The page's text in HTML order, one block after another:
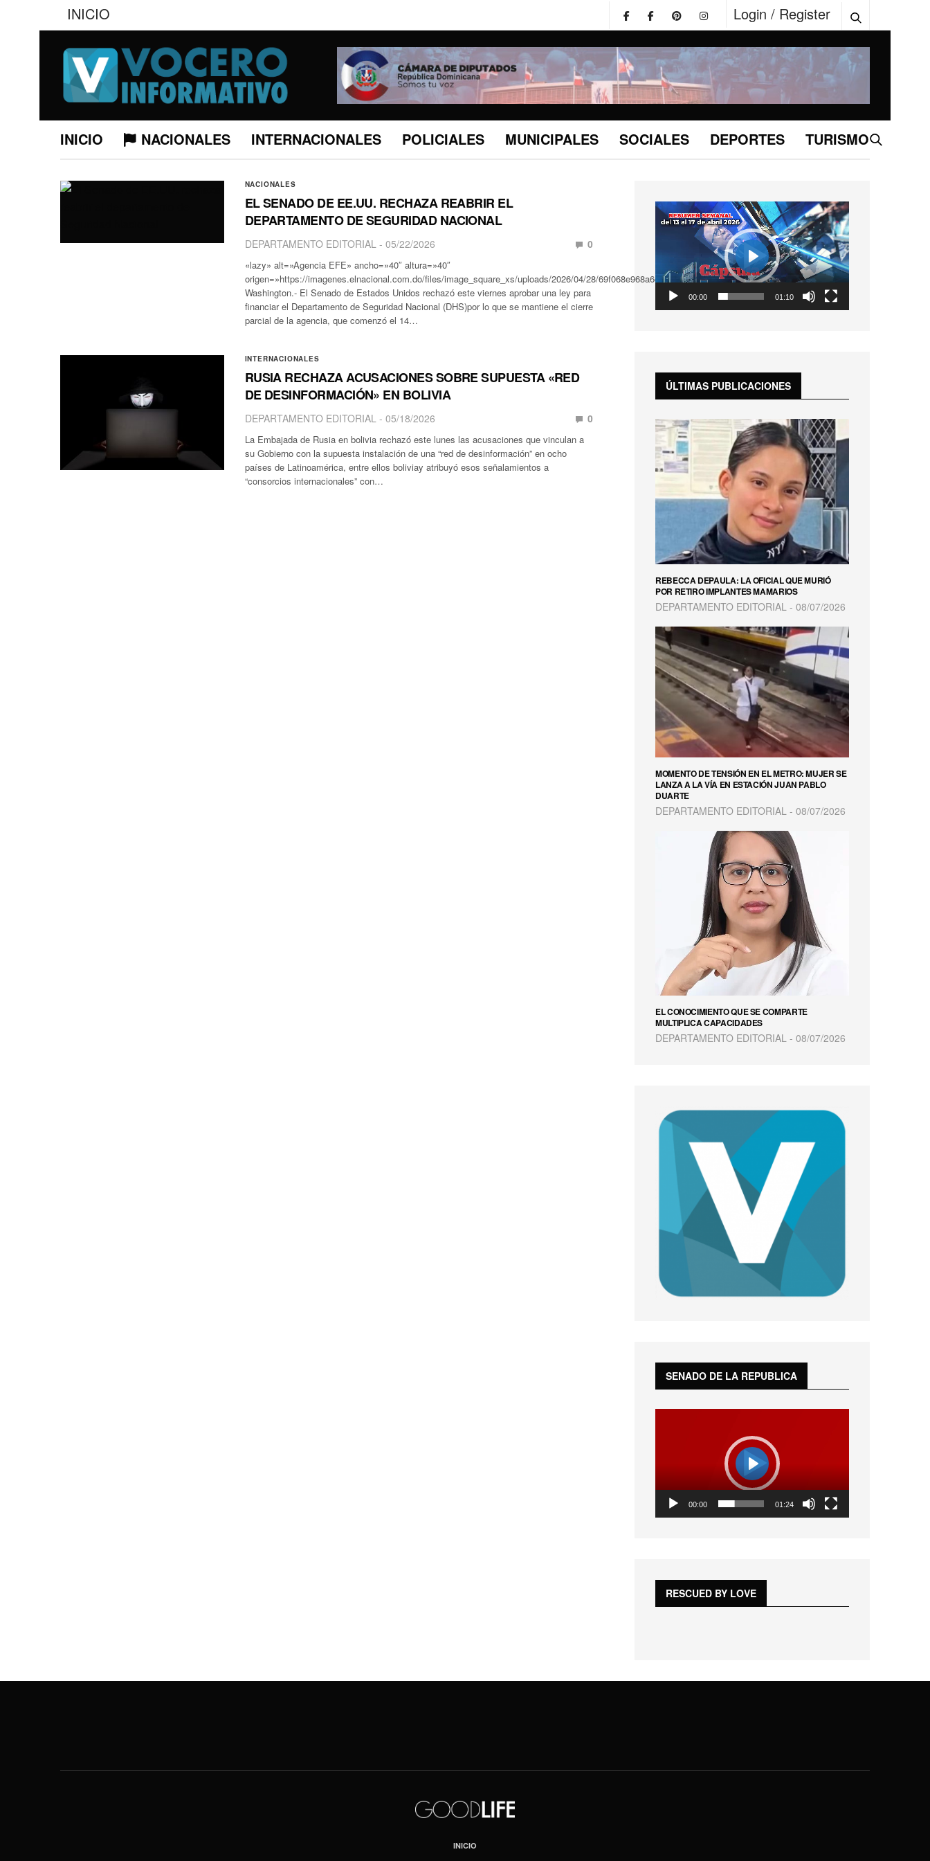
INICIO Login / Register
INICIO NACIONALES INTERNACIONALES POLICIALES MUNICIPALES SOCIALES DEPORTES TURISMO
NACIONALES
EL SENADO DE EE.UU. RECHAZA REABRIR EL
DEPARTAMENTO DE SEGURIDAD NACIONAL
DEPARTAMENTO EDITORIAL 05/22/2026 0
«lazy» alt=»Agencia EFE» ancho=»40″ altura=»40″
origen=»https://imagenes.elnacional.com.do/files/image_square_xs/uploads/2026/04/28/69f068e968a6d.webp»>
Washington.- El Senado de Estados Unidos rechazó este viernes aprobar una ley para
financiar el Departamento de Seguridad Nacional (DHS)por lo que se mantiene el cierre
parcial de la agencia, que comenzó el 14…
INTERNACIONALES
RUSIA RECHAZA ACUSACIONES SOBRE SUPUESTA «RED
DE DESINFORMACIÓN» EN BOLIVIA
DEPARTAMENTO EDITORIAL 05/18/2026 0
La Embajada de Rusia en bolivia rechazó este lunes las acusaciones que vinculan a
su Gobierno con la supuesta instalación de una “red de desinformación” en ocho
países de Latinoamérica, entre ellos boliviay atribuyó esos señalamientos a
“consorcios internacionales” con…
01:10
SettingsEnter
Reproductor
de
00:00 01:10
Play
ÚLTIMAS PUBLICACIONES
REBECCA DEPAULA: LA OFICIAL QUE MURIÓ
POR RETIRO IMPLANTES MAMARIOS
DEPARTAMENTO EDITORIAL 08/07/2026
MOMENTO DE TENSIÓN EN EL METRO: MUJER SE
LANZA A LA VÍA EN ESTACIÓN JUAN PABLO
DUARTE
DEPARTAMENTO EDITORIAL 08/07/2026
EL CONOCIMIENTO QUE SE COMPARTE
MULTIPLICA CAPACIDADES
DEPARTAMENTO EDITORIAL 08/07/2026
SENADO DE LA REPUBLICA
01:24
SettingsEnter
00:00 01:24
Play
RESCUED BY LOVE
INICIO